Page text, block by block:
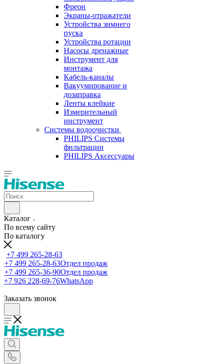
Фреон
Экраны-отражатели
Устройства зимнего
пуска
Устройства ротации
Насосы дренажные
Инструмент для
монтажа
Кабель-каналы
Вакуумирование и
дозаправка
Ленты клейкие
Измерительный
инструмент
Системы водоочистки
PHILIPS Системы
фильтрации
PHILIPS Аксессуары
Каталог
По всему сайту
По каталогу
+7 499 265-28-63
+7 499 265-28-63Отдел продаж
+7 499 265-36-90Отдел продаж
+7 926 228-69-76WhatsApp
Заказать звонок